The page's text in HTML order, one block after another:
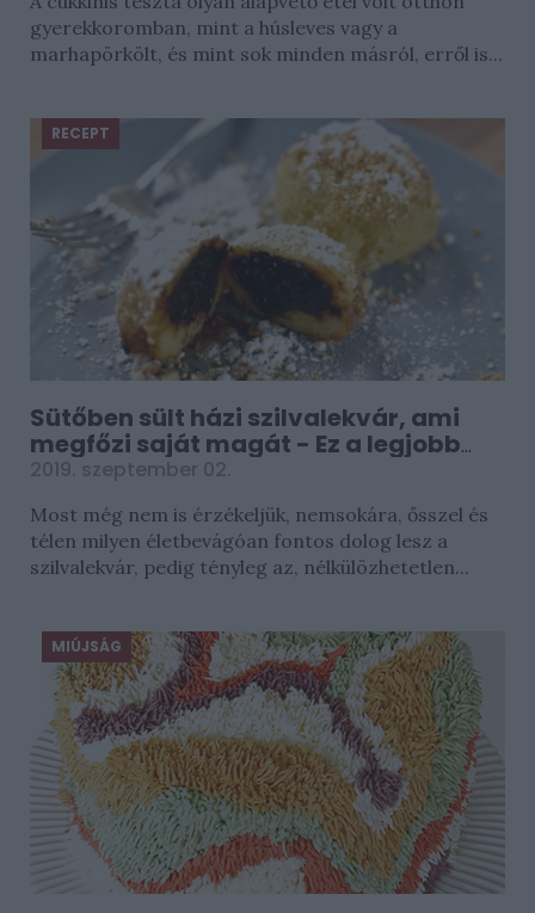
gyerekkoromban, mint a húsleves vagy a
marhapörkölt, és mint sok minden másról, erről is...
RECEPT
Sütőben sült házi szilvalekvár, ami
megfőzi saját magát - Ez a legjobb
változat
2019. szeptember 02.
Most még nem is érzékeljük, nemsokára, ősszel és
télen milyen életbevágóan fontos dolog lesz a
szilvalekvár, pedig tényleg az, nélkülözhetetlen...
MIÚJSÁG